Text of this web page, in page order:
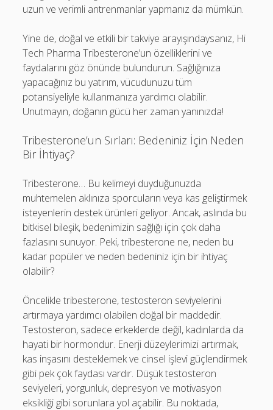
uzun ve verimli antrenmanlar yapmanız da mümkün.
Yine de, doğal ve etkili bir takviye arayışındaysanız, Hi
Tech Pharma Tribesterone’un özelliklerini ve
faydalarını göz önünde bulundurun. Sağlığınıza
yapacağınız bu yatırım, vücudunuzu tüm
potansiyeliyle kullanmanıza yardımcı olabilir.
Unutmayın, doğanın gücü her zaman yanınızda!
Tribesterone’un Sırları: Bedeniniz İçin Neden
Bir İhtiyaç?
Tribesterone… Bu kelimeyi duyduğunuzda
muhtemelen aklınıza sporcuların veya kas geliştirmek
isteyenlerin destek ürünleri geliyor. Ancak, aslında bu
bitkisel bileşik, bedenimizin sağlığı için çok daha
fazlasını sunuyor. Peki, tribesterone ne, neden bu
kadar popüler ve neden bedeniniz için bir ihtiyaç
olabilir?
Öncelikle tribesterone, testosteron seviyelerini
artırmaya yardımcı olabilen doğal bir maddedir.
Testosteron, sadece erkeklerde değil, kadınlarda da
hayati bir hormondur. Enerji düzeylerimizi artırmak,
kas inşasını desteklemek ve cinsel işlevi güçlendirmek
gibi pek çok faydası vardır. Düşük testosteron
seviyeleri, yorgunluk, depresyon ve motivasyon
eksikliği gibi sorunlara yol açabilir. Bu noktada,